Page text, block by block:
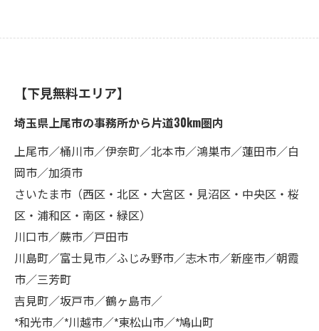
【下見無料エリア】
埼玉県上尾市の事務所から片道30km圏内
上尾市／桶川市／伊奈町／北本市／鴻巣市／蓮田市／白
岡市／加須市
さいたま市（西区・北区・大宮区・見沼区・中央区・桜
区・浦和区・南区・緑区）
川口市／蕨市／戸田市
川島町／富士見市／ふじみ野市／志木市／新座市／朝霞
市／三芳町
吉見町／坂戸市／鶴ヶ島市／
*和光市／*川越市／*東松山市／*鳩山町